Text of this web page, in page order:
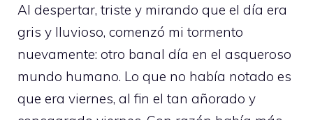
Al despertar, triste y mirando que el día era
gris y lluvioso, comenzó mi tormento
nuevamente: otro banal día en el asqueroso
mundo humano. Lo que no había notado es
que era viernes, al fin el tan añorado y